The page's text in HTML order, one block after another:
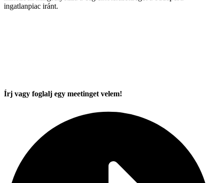
ingatlanpiac iránt.
Írj vagy foglalj egy meetinget velem!